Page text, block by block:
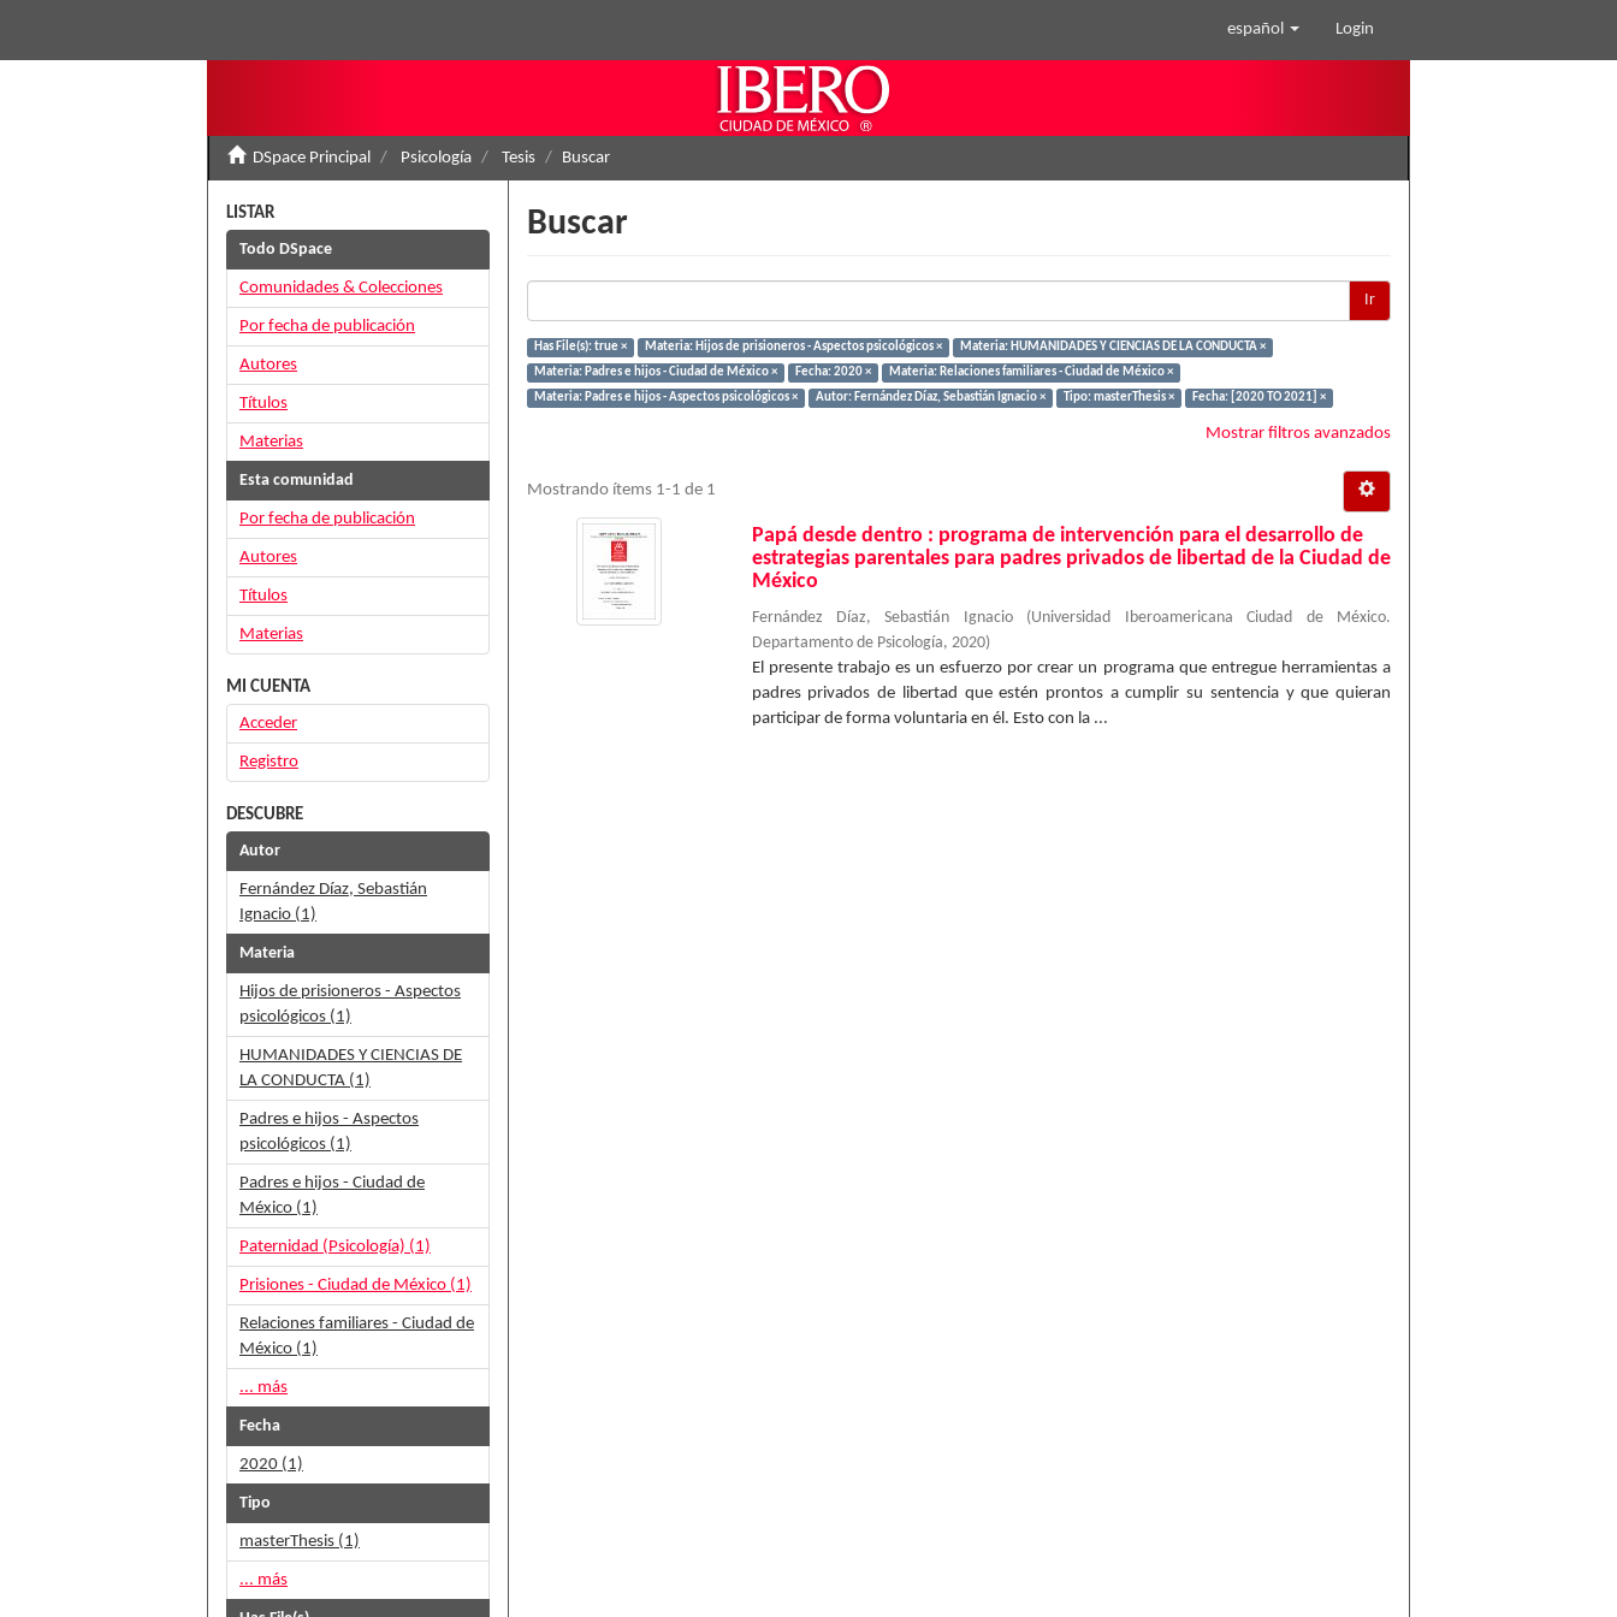
español Login
DSpace Principal Psicología Tesis Buscar
Buscar
Ir
Has File(s): true × Materia: Hijos de prisioneros - Aspectos psicológicos ×
Materia: HUMANIDADES Y CIENCIAS DE LA CONDUCTA ×
Materia: Padres e hijos - Ciudad de México ×
Fecha: 2020 ×
Materia: Relaciones familiares - Ciudad de México ×
Materia: Padres e hijos - Aspectos psicológicos ×
Autor: Fernández Díaz, Sebastián Ignacio × Tipo: masterThesis × Fecha: [2020 TO 2021] ×
Mostrar filtros avanzados
Mostrando ítems 1-1 de 1
Papá desde dentro : programa de intervención para el desarrollo de
estrategias parentales para padres privados de libertad de la Ciudad de
México
Fernández Díaz, Sebastián Ignacio (Universidad Iberoamericana Ciudad de México.
Departamento de Psicología, 2020)
El presente trabajo es un esfuerzo por crear un programa que entregue herramientas a
padres privados de libertad que estén prontos a cumplir su sentencia y que quieran
participar de forma voluntaria en él. Esto con la ...
LISTAR
Todo DSpace
Comunidades & Colecciones
Por fecha de publicación
Autores
Títulos
Materias
Esta comunidad
Por fecha de publicación
Autores
Títulos
Materias
MI CUENTA
Acceder
Registro
DESCUBRE
Autor
Fernández Díaz, Sebastián
Ignacio (1)
Materia
Hijos de prisioneros - Aspectos
psicológicos (1)
HUMANIDADES Y CIENCIAS DE
LA CONDUCTA (1)
Padres e hijos - Aspectos
psicológicos (1)
Padres e hijos - Ciudad de
México (1)
Paternidad (Psicología) (1)
Prisiones - Ciudad de México (1)
Relaciones familiares - Ciudad de
México (1)
... más
Fecha
2020 (1)
Tipo
masterThesis (1)
... más